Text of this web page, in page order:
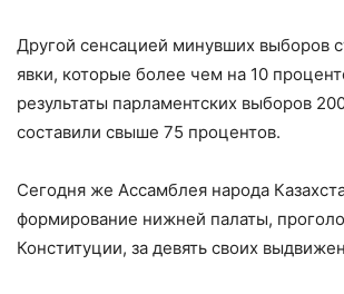
Другой сенсацией минувших выборов
явки, которые более чем на 10
результаты парламентских выборов
составили свыше 75 процентов.
Сегодня же Ассамблея народа
формирование нижней палаты,
Конституции, за девять своих